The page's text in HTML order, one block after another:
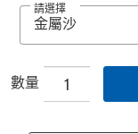
請選擇
數量